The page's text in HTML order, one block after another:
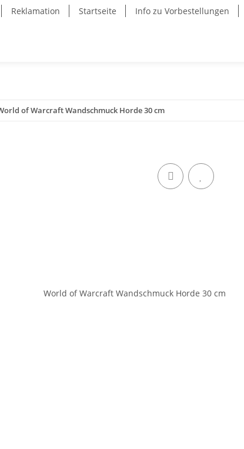
Reklamation Startseite Info zu Vorbestellungen
of Warcraft Wandschmuck Horde 30 cm